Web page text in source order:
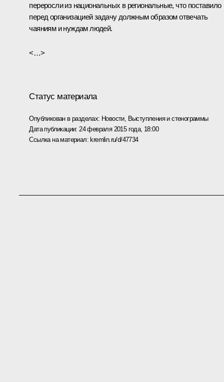
переросли из национальных в региональные, что поставило
перед организацией задачу должным образом отвечать
чаяниям и нуждам людей.
<…>
Статус материала
Опубликован в разделах: Новости, Выступления и стенограммы
Дата публикации: 24 февраля 2015 года, 18:00
Ссылка на материал: kremlin.ru/d/47734